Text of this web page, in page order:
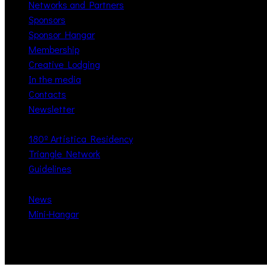
Networks and Partners
Sponsors
Sponsor Hangar
Membership
Creative Lodging
In the media
Contacts
Newsletter
180º Artística Residency
Triangle Network
Guidelines
News
Mini-Hangar